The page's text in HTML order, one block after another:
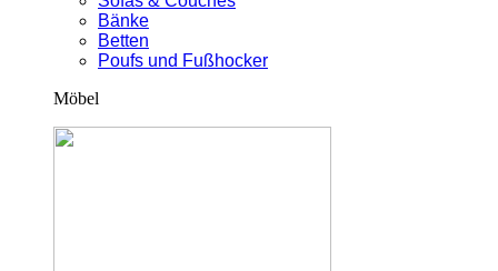
Bänke
Betten
Poufs und Fußhocker
Möbel